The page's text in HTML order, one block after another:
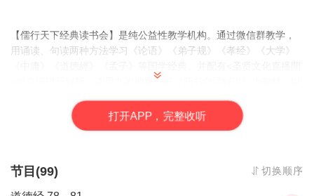
【儒行天下经典读书会】是纯公益性教学机构。通过微信群教学，
用诵读、句读两种方法学习《论语》《弟子规》《孝经》《大学》
>对意理进行解析。选用九岁神童注解《四书白话解说》为教材，以
有六十余名义工老师，分布在各个群里竭诚为大家服务。 有需要进
一步了解或者想一起学习国学经典的，请联系 刘老师：
打开APP，完整收听
节目(99) 切换顺序